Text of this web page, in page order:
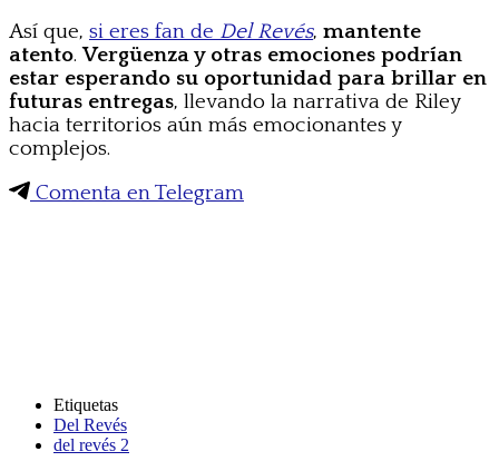
Así que, si eres fan de Del Revés, mantente
atento.Vergüenza y otras emociones podrían
estar esperando su oportunidad para brillar en
futuras entregas, llevando la narrativa de Riley
hacia territorios aún más emocionantes y
complejos.
Comenta en Telegram
Etiquetas
Del Revés
del revés 2